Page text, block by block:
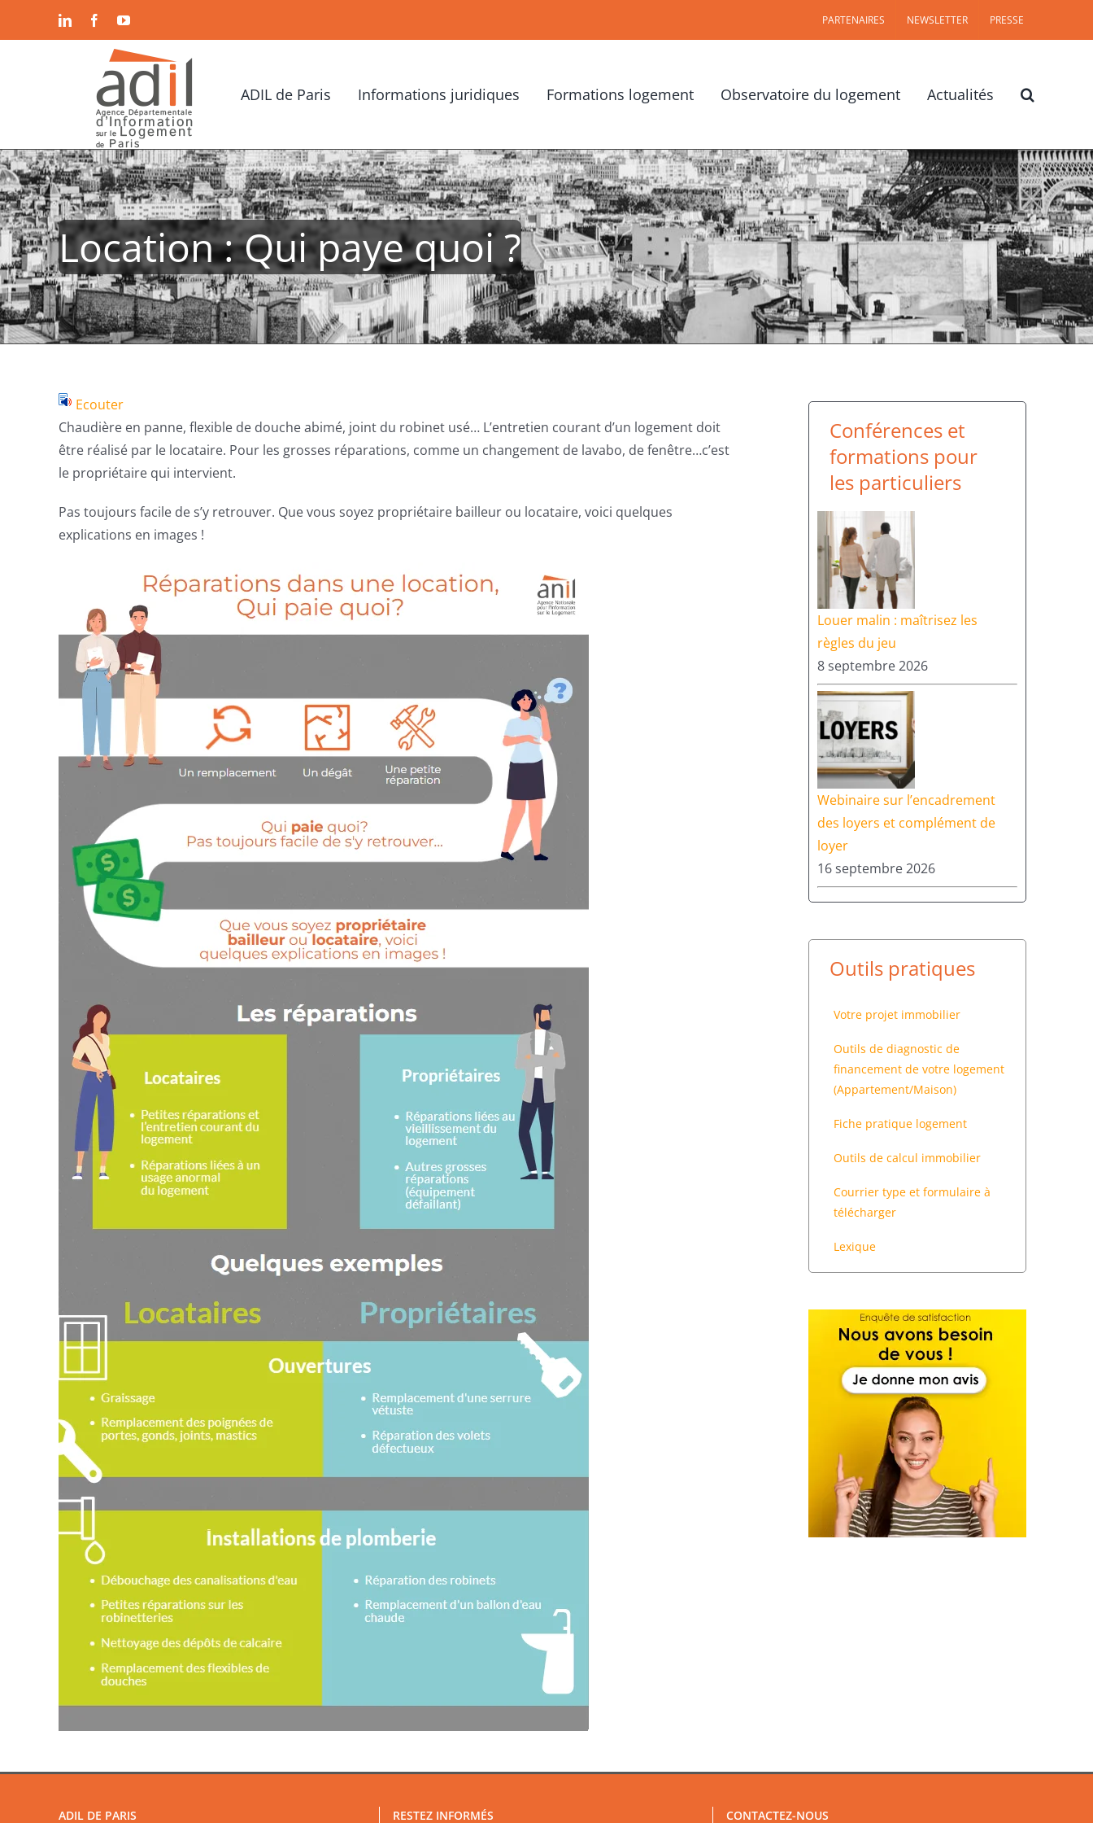
LinkedInFacebookYouTube PARTENAIRES NEWSLETTER PRESSE
ADIL de Paris Informations juridiques Formations logement Observatoire du logement Actualités
Location : Qui paye quoi ?
Ecouter
Chaudière en panne, flexible de douche abimé, joint du robinet usé… L’entretien courant d’un logement doit
être réalisé par le locataire. Pour les grosses réparations, comme un changement de lavabo, de fenêtre…c’est
le propriétaire qui intervient.
Pas toujours facile de s’y retrouver. Que vous soyez propriétaire bailleur ou locataire, voici quelques
explications en images !
Conférences et
formations pour
les particuliers
Louer malin : maîtrisez les
règles du jeu
8 septembre 2026
Webinaire sur l’encadrement
des loyers et complément de
loyer
16 septembre 2026
Outils pratiques
Votre projet immobilier
Outils de diagnostic de
financement de votre logement
(Appartement/Maison)
Fiche pratique logement
Outils de calcul immobilier
Courrier type et formulaire à
télécharger
Lexique
ADIL DE PARIS RESTEZ INFORMÉS CONTACTEZ-NOUS